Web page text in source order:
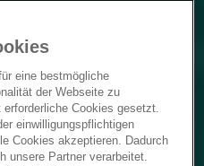
eine bestmögliche
der Webseite zu
erforderliche Cookies gesetzt.
einwilligungspflichtigen
Cookies akzeptieren. Dadurch
unsere Partner verarbeitet.